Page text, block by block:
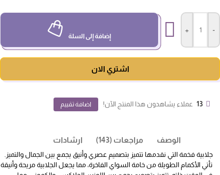
إضافة إلى السلة
اشتري الان
13 عملاء يشاهدون هذا المنتج الآن! اضافة تقييم
الوصف مراجعات (143) ارشادات
جلابية فخمة التي نقدمها تتميز بتصميم عصري وأنيق يجمع بين الجمال والتميز.
تأتي الأكمام الطويلة من خامة السواي الفاخرة، مما يجعل الجلابية مريحة وأنيقة